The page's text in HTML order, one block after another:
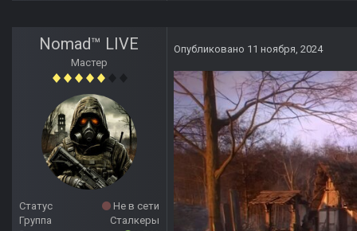
Nomad™ LIVE
Мастер
Статус
Не в сети
Группа
Сталкеры
Опубликовано 11 ноября, 2024